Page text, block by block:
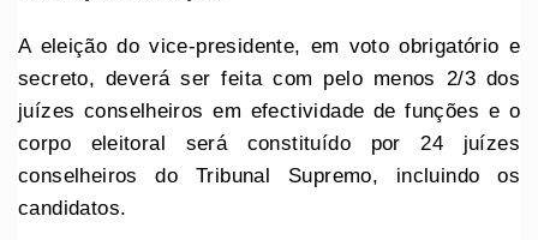
A eleição do vice-presidente, em voto obrigatório e
secreto, deverá ser feita com pelo menos 2/3 dos
juízes conselheiros em efectividade de funções e o
corpo eleitoral será constituído por 24 juízes
conselheiros do Tribunal Supremo, incluindo os
candidatos.